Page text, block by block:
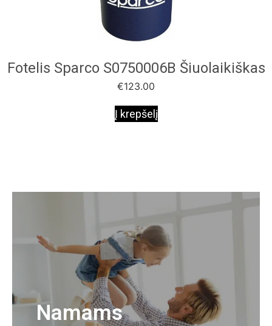
Fotelis Sparco S0750006B Šiuolaikiškas
€123.00
Į krepšelį
Namams